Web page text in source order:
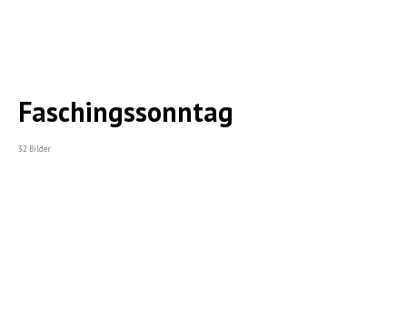
Faschingssonntag
32 Bilder